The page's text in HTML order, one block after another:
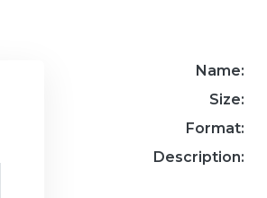
Name:
Size:
Format:
Description: